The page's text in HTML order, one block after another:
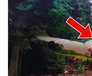
LATEST VIDEOS